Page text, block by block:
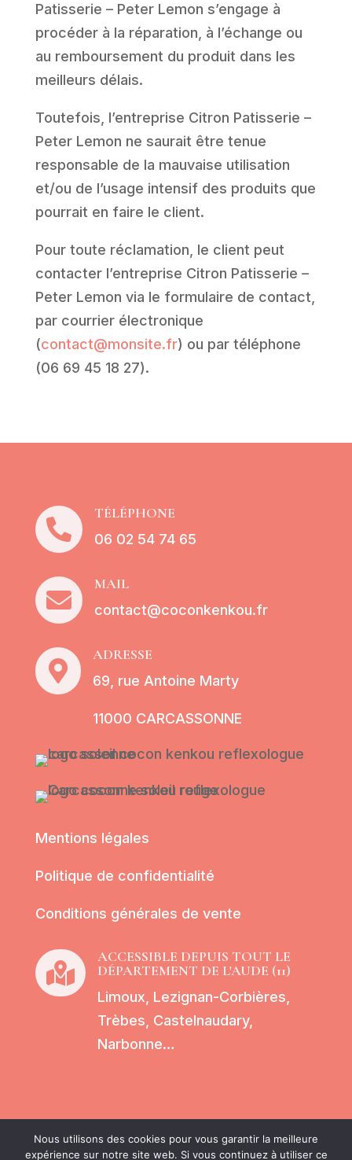
Patisserie – Peter Lemon s’engage à
procéder à la réparation, à l’échange ou
au remboursement du produit dans les
meilleurs délais.
Toutefois, l’entreprise Citron Patisserie –
Peter Lemon ne saurait être tenue
responsable de la mauvaise utilisation
et/ou de l’usage intensif des produits que
pourrait en faire le client.
Pour toute réclamation, le client peut
contacter l’entreprise Citron Patisserie –
Peter Lemon via le formulaire de contact,
par courrier électronique
(contact@monsite.fr) ou par téléphone
(06 69 45 18 27).

TÉLÉPHONE
06 02 54 74 65

MAIL
contact@coconkenkou.fr

ADRESSE
69, rue Antoine Marty
11000 CARCASSONNE
Mentions légales
Politique de confidentialité
Conditions générales de vente

ACCESSIBLE DEPUIS TOUT LE
DÉPARTEMENT DE L'AUDE (11)
Limoux, Lezignan-Corbières,
Trèbes, Castelnaudary,
Narbonne…
Tous droits réservés – Cocon Kenkou By
Nous utilisons des cookies pour vous garantir la meilleure
expérience sur notre site web. Si vous continuez à utiliser ce